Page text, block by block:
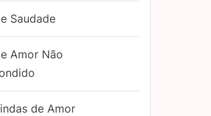
Saudade
Amor Não
de Amor